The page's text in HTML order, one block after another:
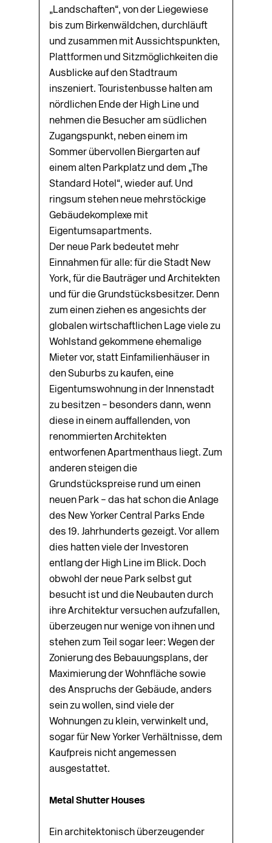
„Landschaften“, von der Liegewiese
bis zum Birkenwäldchen, durchläuft
und zusammen mit Aussichtspunkten,
Plattformen und Sitzmöglichkeiten die
Ausblicke auf den Stadtraum
inszeniert. Touristenbusse halten am
nördlichen Ende der High Line und
nehmen die Besucher am südlichen
Zugangspunkt, neben einem im
Sommer übervollen Biergarten auf
einem alten Parkplatz und dem „The
Standard Hotel“, wieder auf. Und
ringsum stehen neue mehrstöckige
Gebäudekomplexe mit
Eigentumsapartments.
Der neue Park bedeutet mehr
Einnahmen für alle: für die Stadt New
York, für die Bauträger und Architekten
und für die Grundstücksbesitzer. Denn
zum einen ziehen es angesichts der
globalen wirtschaftlichen Lage viele zu
Wohlstand gekommene ehemalige
Mieter vor, statt Einfamilienhäuser in
den Suburbs zu kaufen, eine
Eigentumswohnung in der Innenstadt
zu besitzen – besonders dann, wenn
diese in einem auffallenden, von
renommierten Architekten
entworfenen Apartmenthaus liegt. Zum
anderen steigen die
Grundstückspreise rund um einen
neuen Park – das hat schon die Anlage
des New Yorker Central Parks Ende
des 19. Jahrhunderts gezeigt. Vor allem
dies hatten viele der Investoren
entlang der High Line im Blick. Doch
obwohl der neue Park selbst gut
besucht ist und die Neubauten durch
ihre Architektur versuchen aufzufallen,
überzeugen nur wenige von ihnen und
stehen zum Teil sogar leer: Wegen der
Zonierung des Bebauungsplans, der
Maximierung der Wohnfläche sowie
des Anspruchs der Gebäude, anders
sein zu wollen, sind viele der
Wohnungen zu klein, verwinkelt und,
sogar für New Yorker Verhältnisse, dem
Kaufpreis nicht angemessen
ausgestattet.
Metal Shutter Houses
Ein architektonisch überzeugender